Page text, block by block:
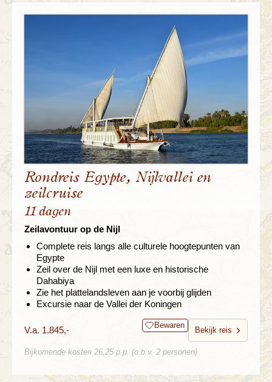
Rondreis Egypte, Nijlvallei en
zeilcruise
11 dagen
Zeilavontuur op de Nijl
Complete reis langs alle culturele hoogtepunten van
Egypte
Zeil over de Nijl met een luxe en historische
Dahabiya
Zie het plattelandsleven aan je voorbij glijden
Excursie naar de Vallei der Koningen
V.a. 1.845,- Bewaren
Bekijk reis
Bijkomende kosten 26,25 p.p. (o.b.v. 2 personen)